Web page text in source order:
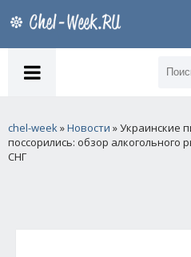
chel-week»Новости » Украинские
поссорились: обзор алкогольного
СНГ